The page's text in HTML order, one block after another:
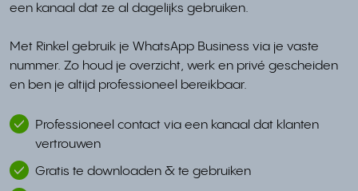
een kanaal dat ze al dagelijks gebruiken.
Met Rinkel gebruik je WhatsApp Business via je vaste
nummer. Zo houd je overzicht, werk en privé gescheiden
en ben je altijd professioneel bereikbaar.
Professioneel contact via een kanaal dat klanten
vertrouwen
Gratis te downloaden & te gebruiken